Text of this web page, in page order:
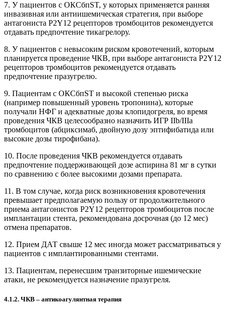
7. У пациентов с ОКСбпST, у которых применяется ранняя
инвазивная или антиишемическая стратегия, при выборе
антагониста P2Y12 рецепторов тромбоцитов рекомендуется
отдавать предпочтение тика­грелору.
8. У пациентов с невысоким риском кровотечений, которым
планируется проведение ЧКВ, при выборе антагониста P2Y12
рецепторов тромбоцитов рекомендуется отдавать
предпочтение празугрелю.
9. Пациентам с ОКСбпST и высокой степенью риска
(например повышенный уровень тропонина), которые
получали НФГ и адекватные дозы клопидогреля, во время
проведения ЧКВ целесообразно назначить ИГР IIb/IIIa
тромбоцитов (абциксимаб, двойную дозу эптифибатида или
высокие дозы тирофибана).
10. После проведения ЧКВ рекомендуется отдавать
предпочтение поддерживающей дозе аспирина 81 мг в сутки
по сравнению с более высокими дозами препарата.
11. В том случае, когда риск возникновения кровотечения
превышает предполагаемую пользу от продолжительного
приема антагонистов P2Y12 рецепторов тромбоцитов после
имплантации стента, рекомендована досрочная (до 12 мес)
отмена препаратов.
12. Прием ДАТ свыше 12 мес иногда может рассматриваться у
пациентов с имплантированными стентами.
13. Пациентам, перенесшим транзиторные ишемичес­кие
атаки, не рекомендуется назначение празугреля.
4.1.2. ЧКВ – антикоагулянтная терапия